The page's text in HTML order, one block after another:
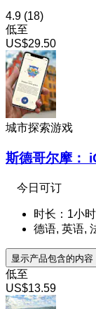
4.9 (18)
低至
US$29.50
城市探索游戏
斯德哥尔摩：
今日可订
时长：1小
德语, 英语,
显示产品包含的内容
低至
US$13.59